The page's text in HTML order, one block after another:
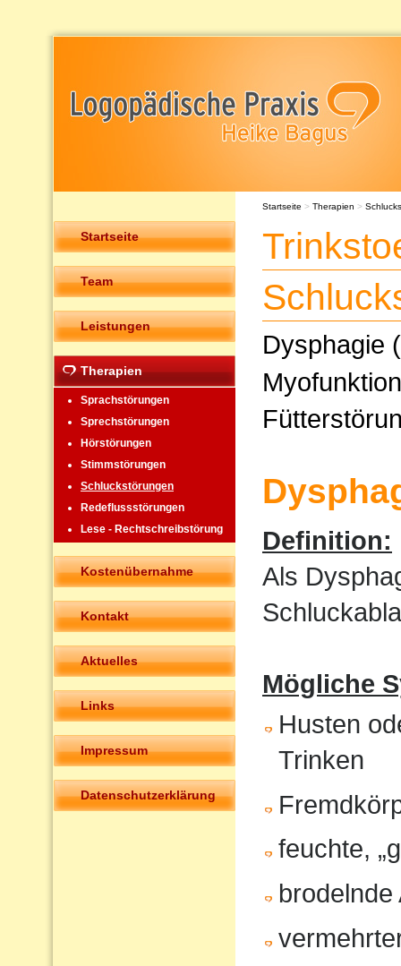
Startseite
Team
Leistungen
Therapien
Sprachstörungen
Sprechstörungen
Hörstörungen
Stimmstörungen
Schluckstörungen
Redeflussstörungen
Lese - Rechtschreibstörung
Kostenübernahme
Kontakt
Aktuelles
Links
Impressum
Datenschutzerklärung
Startseite > Therapien >
Dysphagie
Definition:
Als
Mögliche
Husten
Trinken
feuchte,
brodelnde